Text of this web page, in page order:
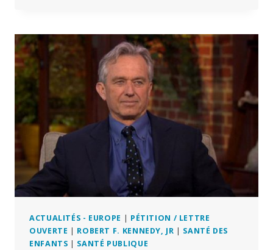
VACCINATION
COVID
DES
MINEURS
SUR
BASE
PRINCIPE
CONSENTEMENT
ÉCLAIRÉ
ACTUALITÉS - EUROPE | PÉTITION / LETTRE
OUVERTE | ROBERT F. KENNEDY, JR | SANTÉ DES
ENFANTS | SANTÉ PUBLIQUE